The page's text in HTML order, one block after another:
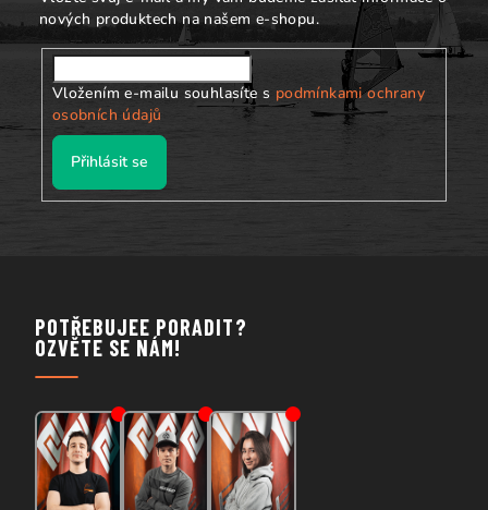
nových produktech na našem e-shopu.
Vložením e-mailu souhlasíte s podmínkami ochrany
osobních údajů
Přihlásit se
POTŘEBUJEE PORADIT?
OZVĚTE SE NÁM!